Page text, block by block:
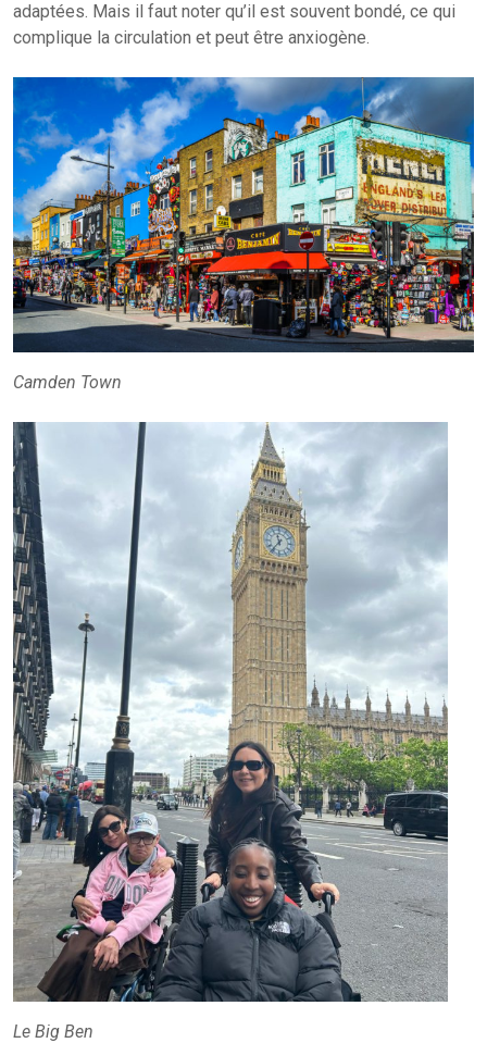
adaptées. Mais il faut noter qu’il est souvent bondé, ce qui
complique la circulation et peut être anxiogène.
Camden Town
Le Big Ben